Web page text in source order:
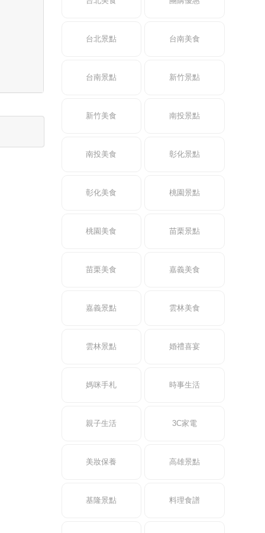
台北景點 台南美食
台南景點 新竹景點
新竹美食 南投景點
南投美食 彰化景點
彰化美食 桃園景點
桃園美食 苗栗景點
苗栗美食 嘉義美食
嘉義景點 雲林美食
雲林景點 婚禮喜宴
媽咪手札 時事生活
親子生活 3C家電
美妝保養 高雄景點
基隆景點 料理食譜